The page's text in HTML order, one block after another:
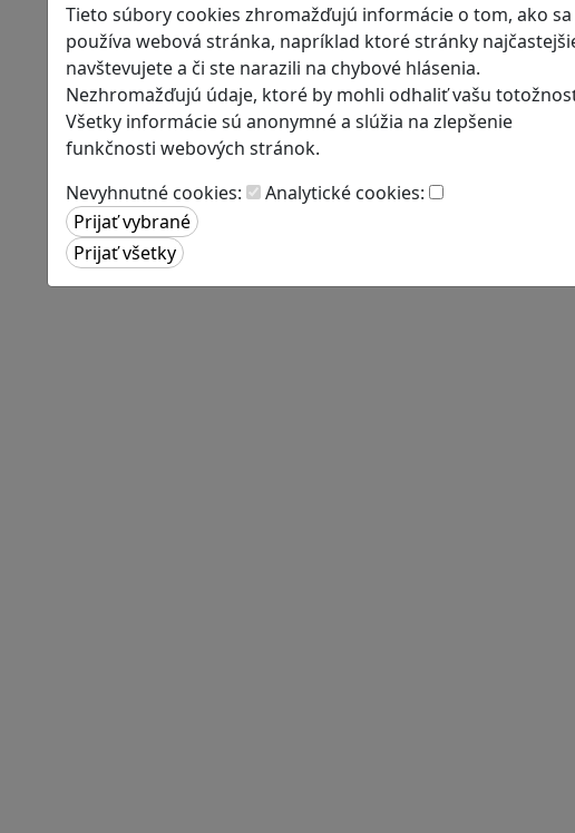
Tieto súbory cookies zhromažďujú informácie o tom, ako sa
používa webová stránka, napríklad ktoré stránky
navštevujete a či ste narazili na chybové hlásenia.
Nezhromažďujú údaje, ktoré by mohli odhaliť vašu
Všetky informácie sú anonymné a slúžia na zlepšenie
funkčnosti webových stránok.
Nevyhnutné cookies:
Analytické cookies: